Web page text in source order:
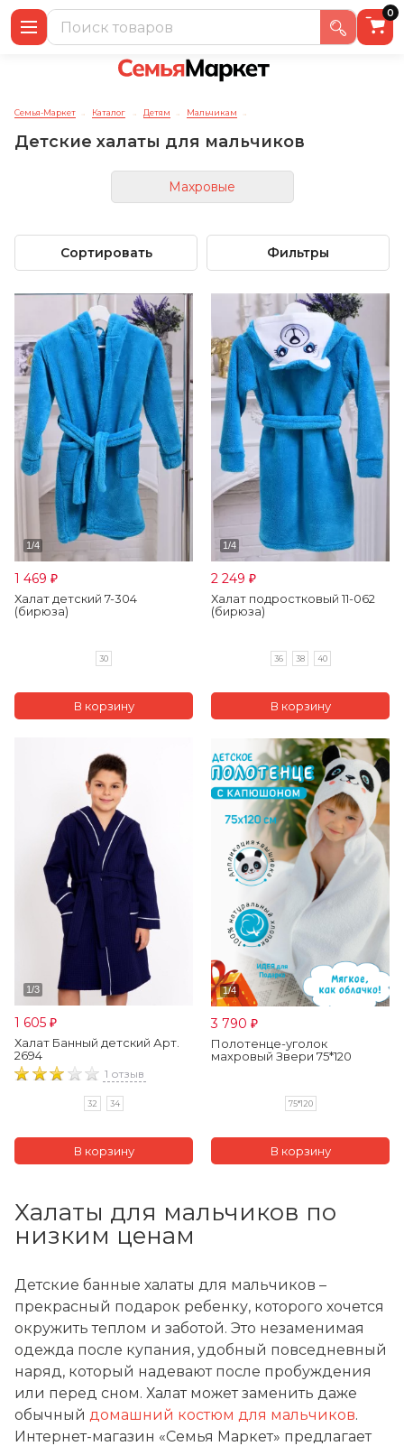
0
Семья-Маркет → Каталог → Детям → Мальчикам →
Детские халаты для мальчиков
Махровые
Сортировать Фильтры
1 469 ₽
Халат детский 7-304
(бирюза)
30
2 249 ₽
Халат подростковый 11-062
(бирюза)
36 38 40
1 605 ₽
Халат Банный детский Арт.
2694
1 отзыв
32 34
3 790 ₽
Полотенце-уголок
махровый Звери 75*120
75*120
Халаты для мальчиков по
низким ценам
Детские банные халаты для мальчиков –
прекрасный подарок ребенку, которого хочется
окружить теплом и заботой. Это незаменимая
одежда после купания, удобный повседневный
наряд, который надевают после пробуждения
или перед сном. Халат может заменить даже
обычный домашний костюм для мальчиков.
Интернет-магазин «Семья Маркет» предлагает